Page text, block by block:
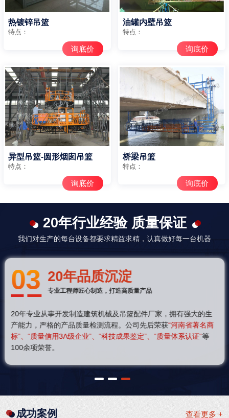
热镀锌吊篮
特点：
询底价
油罐内壁吊篮
特点：
询底价
异型吊篮-圆形烟囱吊篮
特点：
询底价
桥梁吊篮
特点：
询底价
20年行业经验 质量保证
我们对生产的每台设备都要求精益求精，认真做好每一台机器
03 20年品质沉淀
专业工程师匠心制造，打造高质量产品
20年专业从事开发制造建筑机械及吊篮配件厂家，拥有强大的生
产能力，严格的产品质量检测流程。公司先后荣获“河南省著名商
标”、“质量信用3A级企业”、“科技成果鉴定”、“质量体系认证“等
100余项荣誉。
1 2 3
查看更多 +
成功案例